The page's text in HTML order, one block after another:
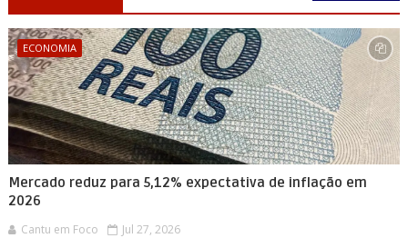
ECONOMIA
Mercado reduz para 5,12% expectativa de inflação em
2026
Cantu em Foco Jul 27, 2026